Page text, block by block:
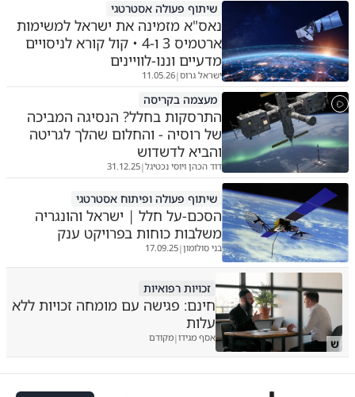
שיתוף פעולה אסטרטגי
נאס"א מזמינה את ישראל למשימות
ארטמיס 3 ו-4 • קול קורא לניסויים
מדעיים וננו-לוויינים
ישראל גרוס|
11.05.26
מעצמה בקריסה
התרסקות בחלל? הנסיגה המביכה
של רוסיה - והחלום שהלך לגריטה
והביא לדשדוש
דוד הכהן ויוסי נכטיגל|
31.12.25
שיתוף פעולה ופיתוח אסטרטגי
הסכם-על חלל | ישראל והונגריה
משלבות כוחות בפרויקט ענק
בני סולומון|
17.09.25
ש
זכויות רפואיות
חינם: פגישה עם מומחה זכויות ללא
עלות
אסף מגידו|מקודם